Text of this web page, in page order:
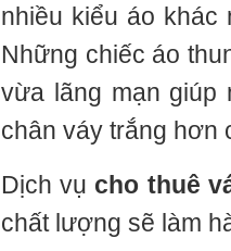
nhiều kiểu áo khác
Những chiếc áo
vừa lãng mạn
chân váy trắng hơn
Dịch vụ cho thuê
chất lượng sẽ làm